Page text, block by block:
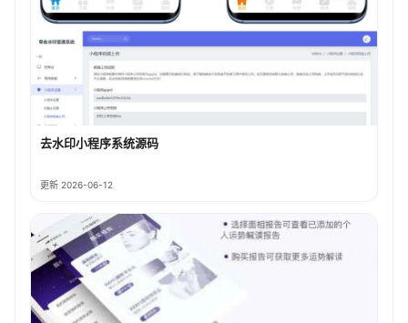
去水印小程序系统源码
更新 2026-06-12